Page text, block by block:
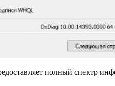
полный спектр